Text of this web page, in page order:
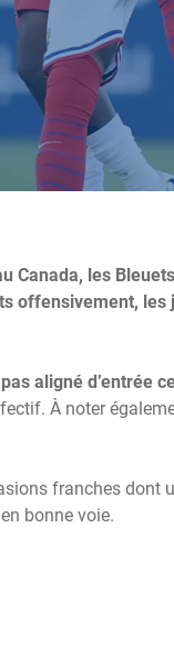
Canada, les
offensivement, les
pas aligné d’entrée
À noter
franches dont
bonne voie.